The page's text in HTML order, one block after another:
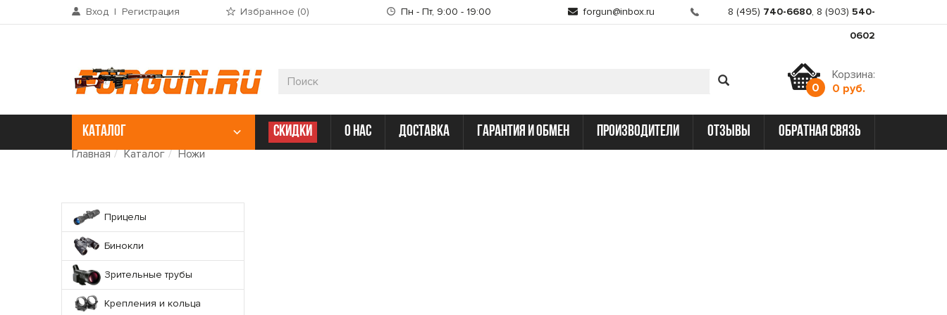
Вход | Регистрация Избранное (0) Пн - Пт, 9:00 - 19:00 forgun@inbox.ru 8 (495) 740-6680, 8 (903) 540-
0602
0
Корзина:
0 руб.
КАТАЛОГ СКИДКИ о нас доставка гарантия и обмен производители отзывы обратная связь
Главная Каталог Ножи
Прицелы
Бинокли
Зрительные трубы
Крепления и кольца